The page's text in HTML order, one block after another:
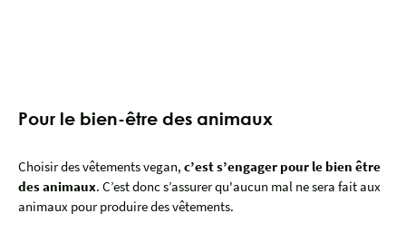
Pour le bien-être des animaux
Choisir des vêtements vegan, c’est s’engager pour le bien être
des animaux. C’est donc s’assurer qu'aucun mal ne sera fait aux
animaux pour produire des vêtements.